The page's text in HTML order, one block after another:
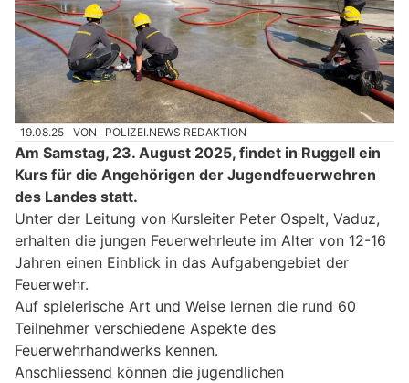
19.08.25 VON POLIZEI.NEWS REDAKTION
Am Samstag, 23. August 2025, findet in Ruggell ein
Kurs für die Angehörigen der Jugendfeuerwehren
des Landes statt.
Unter der Leitung von Kursleiter Peter Ospelt, Vaduz,
erhalten die jungen Feuerwehrleute im Alter von 12-16
Jahren einen Einblick in das Aufgabengebiet der
Feuerwehr.
Auf spielerische Art und Weise lernen die rund 60
Teilnehmer verschiedene Aspekte des
Feuerwehrhandwerks kennen.
Anschliessend können die jugendlichen